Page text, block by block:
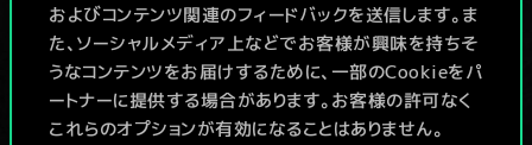
およびコンテンツ関連のフィードバックを送信します。ま
た、ソーシャルメディア上などでお客様が興味を持ちそ
うなコンテンツをお届けするために、一部のCookieをパ
ートナーに提供する場合があります。お客様の許可なく
これらのオプションが有効になることはありません。
デッキを編集
/